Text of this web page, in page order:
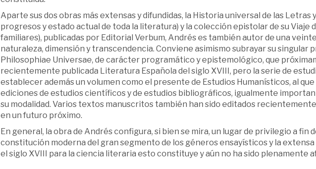
Aparte sus dos obras más extensas y difundidas, la Historia universal de las Letras
progresos y estado actual de toda la literatura) y la colección epistolar de su Viaje
familiares), publicadas por Editorial Verbum, Andrés es también autor de una
naturaleza, dimensión y transcendencia. Conviene asimismo subrayar su singular
Philosophiae Universae, de carácter programático y epistemológico, que
recientemente publicada Literatura Española del siglo XVIII, pero la serie de
establecer además un volumen como el presente de Estudios Humanísticos, al
ediciones de estudios científicos y de estudios bibliográficos, igualmente
su modalidad. Varios textos manuscritos también han sido editados
en un futuro próximo.
En general, la obra de Andrés configura, si bien se mira, un lugar de privilegio a fin
constitución moderna del gran segmento de los géneros ensayísticos y la
el siglo XVIII para la ciencia literaria esto constituye y aún no ha sido plenamente